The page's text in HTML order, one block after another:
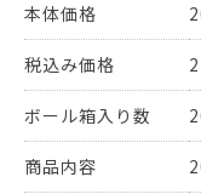
本体価格
税込み価格
ボール箱入り数
商品内容